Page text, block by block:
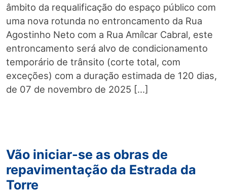
âmbito da requalificação do espaço público com
uma nova rotunda no entroncamento da Rua
Agostinho Neto com a Rua Amílcar Cabral, este
entroncamento será alvo de condicionamento
temporário de trânsito (corte total, com
exceções) com a duração estimada de 120 dias,
de 07 de novembro de 2025 […]
Vão iniciar-se as obras de
repavimentação da Estrada da
Torre